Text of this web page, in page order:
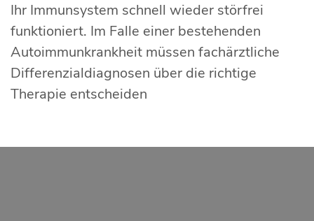
Ihr Immunsystem schnell wieder störfrei
funktioniert. Im Falle einer bestehenden
Autoimmunkrankheit müssen fachärztliche
Differenzialdiagnosen über die richtige
Therapie entscheiden